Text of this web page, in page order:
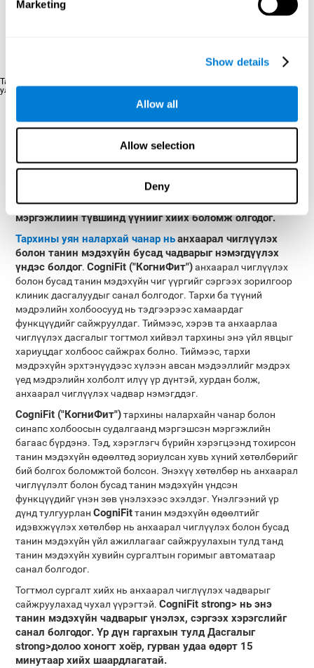
Marketing
Show details
Allow all
Allow selection
Deny
: Дэлгэцийн буланд
Та шар дохион дээр аль болох хурдан дарах хэрэгтэй. Эсрэгээрээ, дохио
улаан гэрэл бол түүн дээр дарах хэрэггүй юм. LI> UL>
Анхаарал чиглүүлэлийг хэрхэн
сайжруулах, нөхөн сэргээх вэ?
чадварыг сайжруулж, бүтээмжийг нь нэмэгдүүлэхийн тулд
сургаж болно.CogniFit ("CogniteFit") strong> нь
мэргэжлийн түвшинд үүнийг хийх боломж олгодог.
Тархины уян налархай чанар ньанхаарал чиглүүлэх
болон танин мэдэхүйн бусад чадварыг нэмэгдүүлэх
үндэс болдог.CogniFit ("КогниФит")анхаарал чиглүүлэх
болон бусад танин мэдэхүйн чиг үүргийг сэргээх зорилгоор
клиник дасгалуудыг санал болгодог. Тархи ба түүний
мэдрэлийн холбоосууд нь тэдгээрээс хамаардаг
функцүүдийг сайжруулдаг. Тиймээс, хэрэв та анхаарлаа
чиглүүлэх дасгалыг тогтмол хийвэл тархины энэ үйл явцыг
хариуцдаг холбоос сайжрах болно. Тиймээс, тархи
мэдрэхүйн эрхтэнүүдээс хүлээн авсан мэдээллийг мэдрэх
үед мэдрэлийн холболт илүү үр дүнтэй, хурдан болж,
анхаарал чиглүүлэх чадвар нэмэгддэг.
CogniFit ("КогниФит")тархины налархайн чанар болон
синапс холбоосын судалгаанд мэргэшсэн мэргэжлийн
багаас бүрдэнэ. Тэд, хэрэглэгч бүрийн хэрэгцээнд тохирсон
танин мэдэхүйн өдөөлтөд зориулсан хувь хүний ​​​​хөтөлбөрийг
бий болгох боломжтой болсон. Энэхүү хөтөлбөр нь анхаарал
чиглүүлэлт болон бусад танин мэдэхүйн үндсэн
функцүүдийг үнэн зөв үнэлэхээс эхэлдэг. Үнэлгээний үр
дүнд тулгуурланCogniFitтанин мэдэхүйн өдөөлтийг
идэвхжүүлэх хөтөлбөр нь анхаарал чиглүүлэх болон бусад
танин мэдэхүйн үйл ажиллагааг сайжруулахын тулд танд
танин мэдэхүйн хувийн сургалтын горимыг автоматаар
санал болгодог.
Тогтмол сургалт хийх нь анхаарал чиглүүлэх чадварыг
сайжруулахад чухал үүрэгтэй.CogniFit strong> нь энэ
танин мэдэхүйн чадварыг үнэлэх, сэргээх хэрэгслийг
санал болгодог.Үр дүн гаргахын тулд Дасгалыг
strong>долоо хоногт хоёр, гурван удаа өдөрт 15
минутаар хийх шаардлагатай.